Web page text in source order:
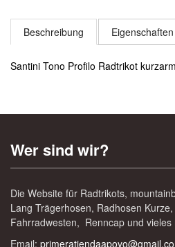
Beschreibung Eigenschaften
Santini Tono Profilo Radtrikot
Wer sind wir?
Die Website für Radtrikots,
Lang Trägerhosen, Radhosen
Fahrradwesten, Renncap und vieles
Email: